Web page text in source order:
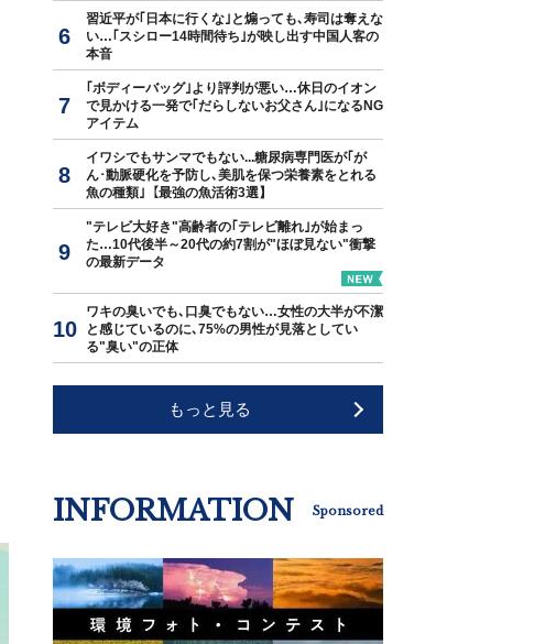
習近平が｢日本に行くな｣と煽っても､寿司は奪えな
い…｢スシロー14時間待ち｣が映し出す中国人客の
本音
｢ボディーバッグ｣より評判が悪い…休日のイオン
で見かける一発で｢だらしないお父さん｣になるNG
アイテム
イワシでもサンマでもない...糖尿病専門医が｢が
ん･動脈硬化を予防し､美肌を保つ栄養素をとれる
魚の種類｣【最強の魚活術3選】
"テレビ大好き"高齢者の｢テレビ離れ｣が始まっ
た…10代後半～20代の約7割が"ほぼ見ない"衝撃
の最新データ
ワキの臭いでも､口臭でもない…女性の大半が不潔
と感じているのに､75%の男性が見落としてい
る"臭い"の正体
もっと見る
INFORMATION Sponsored